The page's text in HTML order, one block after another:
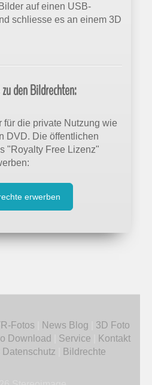
auf einen USB-
schliesse es an einem 3D
den Bildrechten:
für die private Nutzung wie
DVD. Die öffentlichen
"Royalty Free Lizenz"
erwerben
Fotos News Blog
3D Foto
Download Service
Kontakt
Datenschutz Bildrechte